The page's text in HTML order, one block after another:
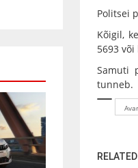
Politsei
Kõigil,
5693
Samuti
tunneb.